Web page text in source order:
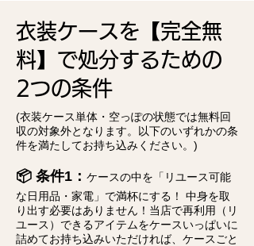
衣装ケースを【完全無
料】で処分するための
2つの条件
(衣装ケース単体・空っぽの状態では無料回
収の対象外となります。以下のいずれかの条
件を満たしてお持ち込みください。)
📦 条件1： ケースの中を「リユース可能
な日用品・家電」で満杯にする！ 中身を取
り出す必要はありません！当店で再利用（リ
ユース）できるアイテムをケースいっぱいに
詰めてお持ち込みいただければ、ケースごと